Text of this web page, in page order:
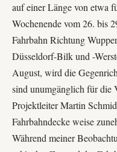
auf einer Länge von etwa
Wochenende vom 26. bis
Fahrbahn Richtung
Düsseldorf-Bilk und -
August, wird die
sind unumgänglich für die
Projektleiter Martin
Fahrbahndecke weise
Während meiner